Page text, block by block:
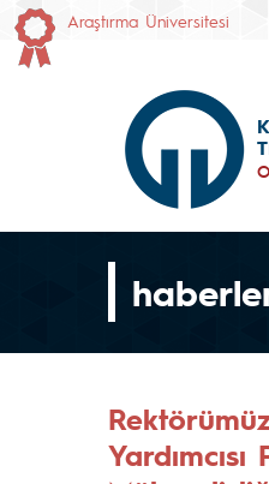
Araştırma Üniversitesi